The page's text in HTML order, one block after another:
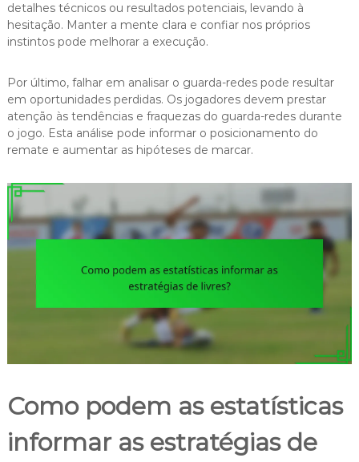
detalhes técnicos ou resultados potenciais, levando à
hesitação. Manter a mente clara e confiar nos próprios
instintos pode melhorar a execução.
Por último, falhar em analisar o guarda-redes pode resultar
em oportunidades perdidas. Os jogadores devem prestar
atenção às tendências e fraquezas do guarda-redes durante
o jogo. Esta análise pode informar o posicionamento do
remate e aumentar as hipóteses de marcar.
Como podem as estatísticas
informar as estratégias de